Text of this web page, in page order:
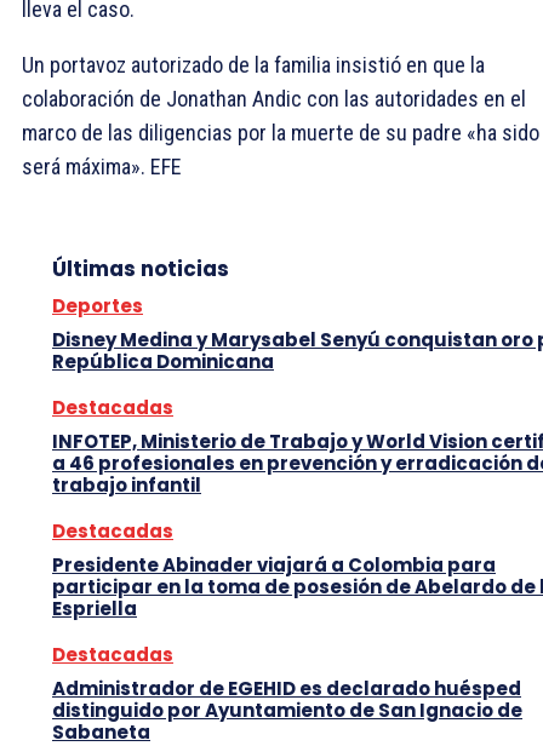
lleva el caso.
Un portavoz autorizado de la familia insistió en que la
colaboración de Jonathan Andic con las autoridades en el
marco de las diligencias por la muerte de su padre «ha
será máxima». EFE
Últimas noticias
Deportes
Disney Medina y Marysabel Senyú conquistan oro
República Dominicana
Destacadas
INFOTEP, Ministerio de Trabajo y World Vision
a 46 profesionales en prevención y erradicación
trabajo infantil
Destacadas
Presidente Abinader viajará a Colombia para
participar en la toma de posesión de Abelardo de
Espriella
Destacadas
Administrador de EGEHID es declarado huésped
distinguido por Ayuntamiento de San Ignacio de
Sabaneta